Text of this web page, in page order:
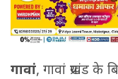
गावां, गावां प्रखंड के